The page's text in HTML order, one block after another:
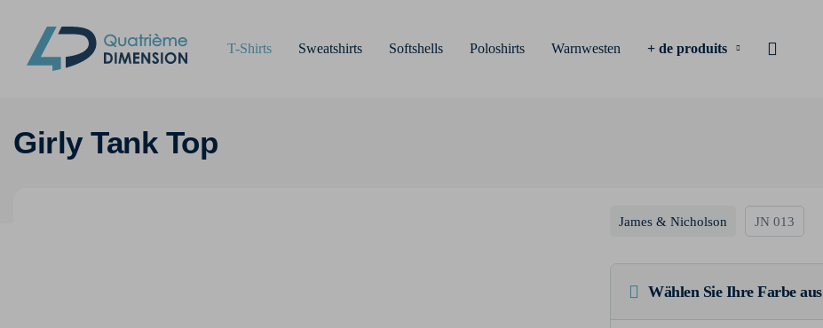
T-Shirts Sweatshirts Softshells Poloshirts Warnwesten + de produits
Girly Tank Top
James & Nicholson JN 013
Wählen Sie Ihre Farbe aus